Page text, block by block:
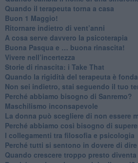
​Quando il terapeuta torna a casa
​Buon 1 Maggio!
Ritornare indietro di vent’anni
​A cosa serve davvero la psicoterapia
​Buona Pasqua e … buona rinascita!
​Vivere nell’incertezza
​Storie di rinascita: i Take That
​Quando la rigidità del terapeuta è
​Non sei indietro, stai seguendo il tuo
​Perché abbiamo bisogno di Sanremo?
​Maschilismo inconsapevole
​La donna può scegliere di non essere
​Perché abbiamo così bisogno di
​I collegamenti tra filosofia e psicologia
​Perché tutti si sentono in dovere di
​Quando crescere troppo presto